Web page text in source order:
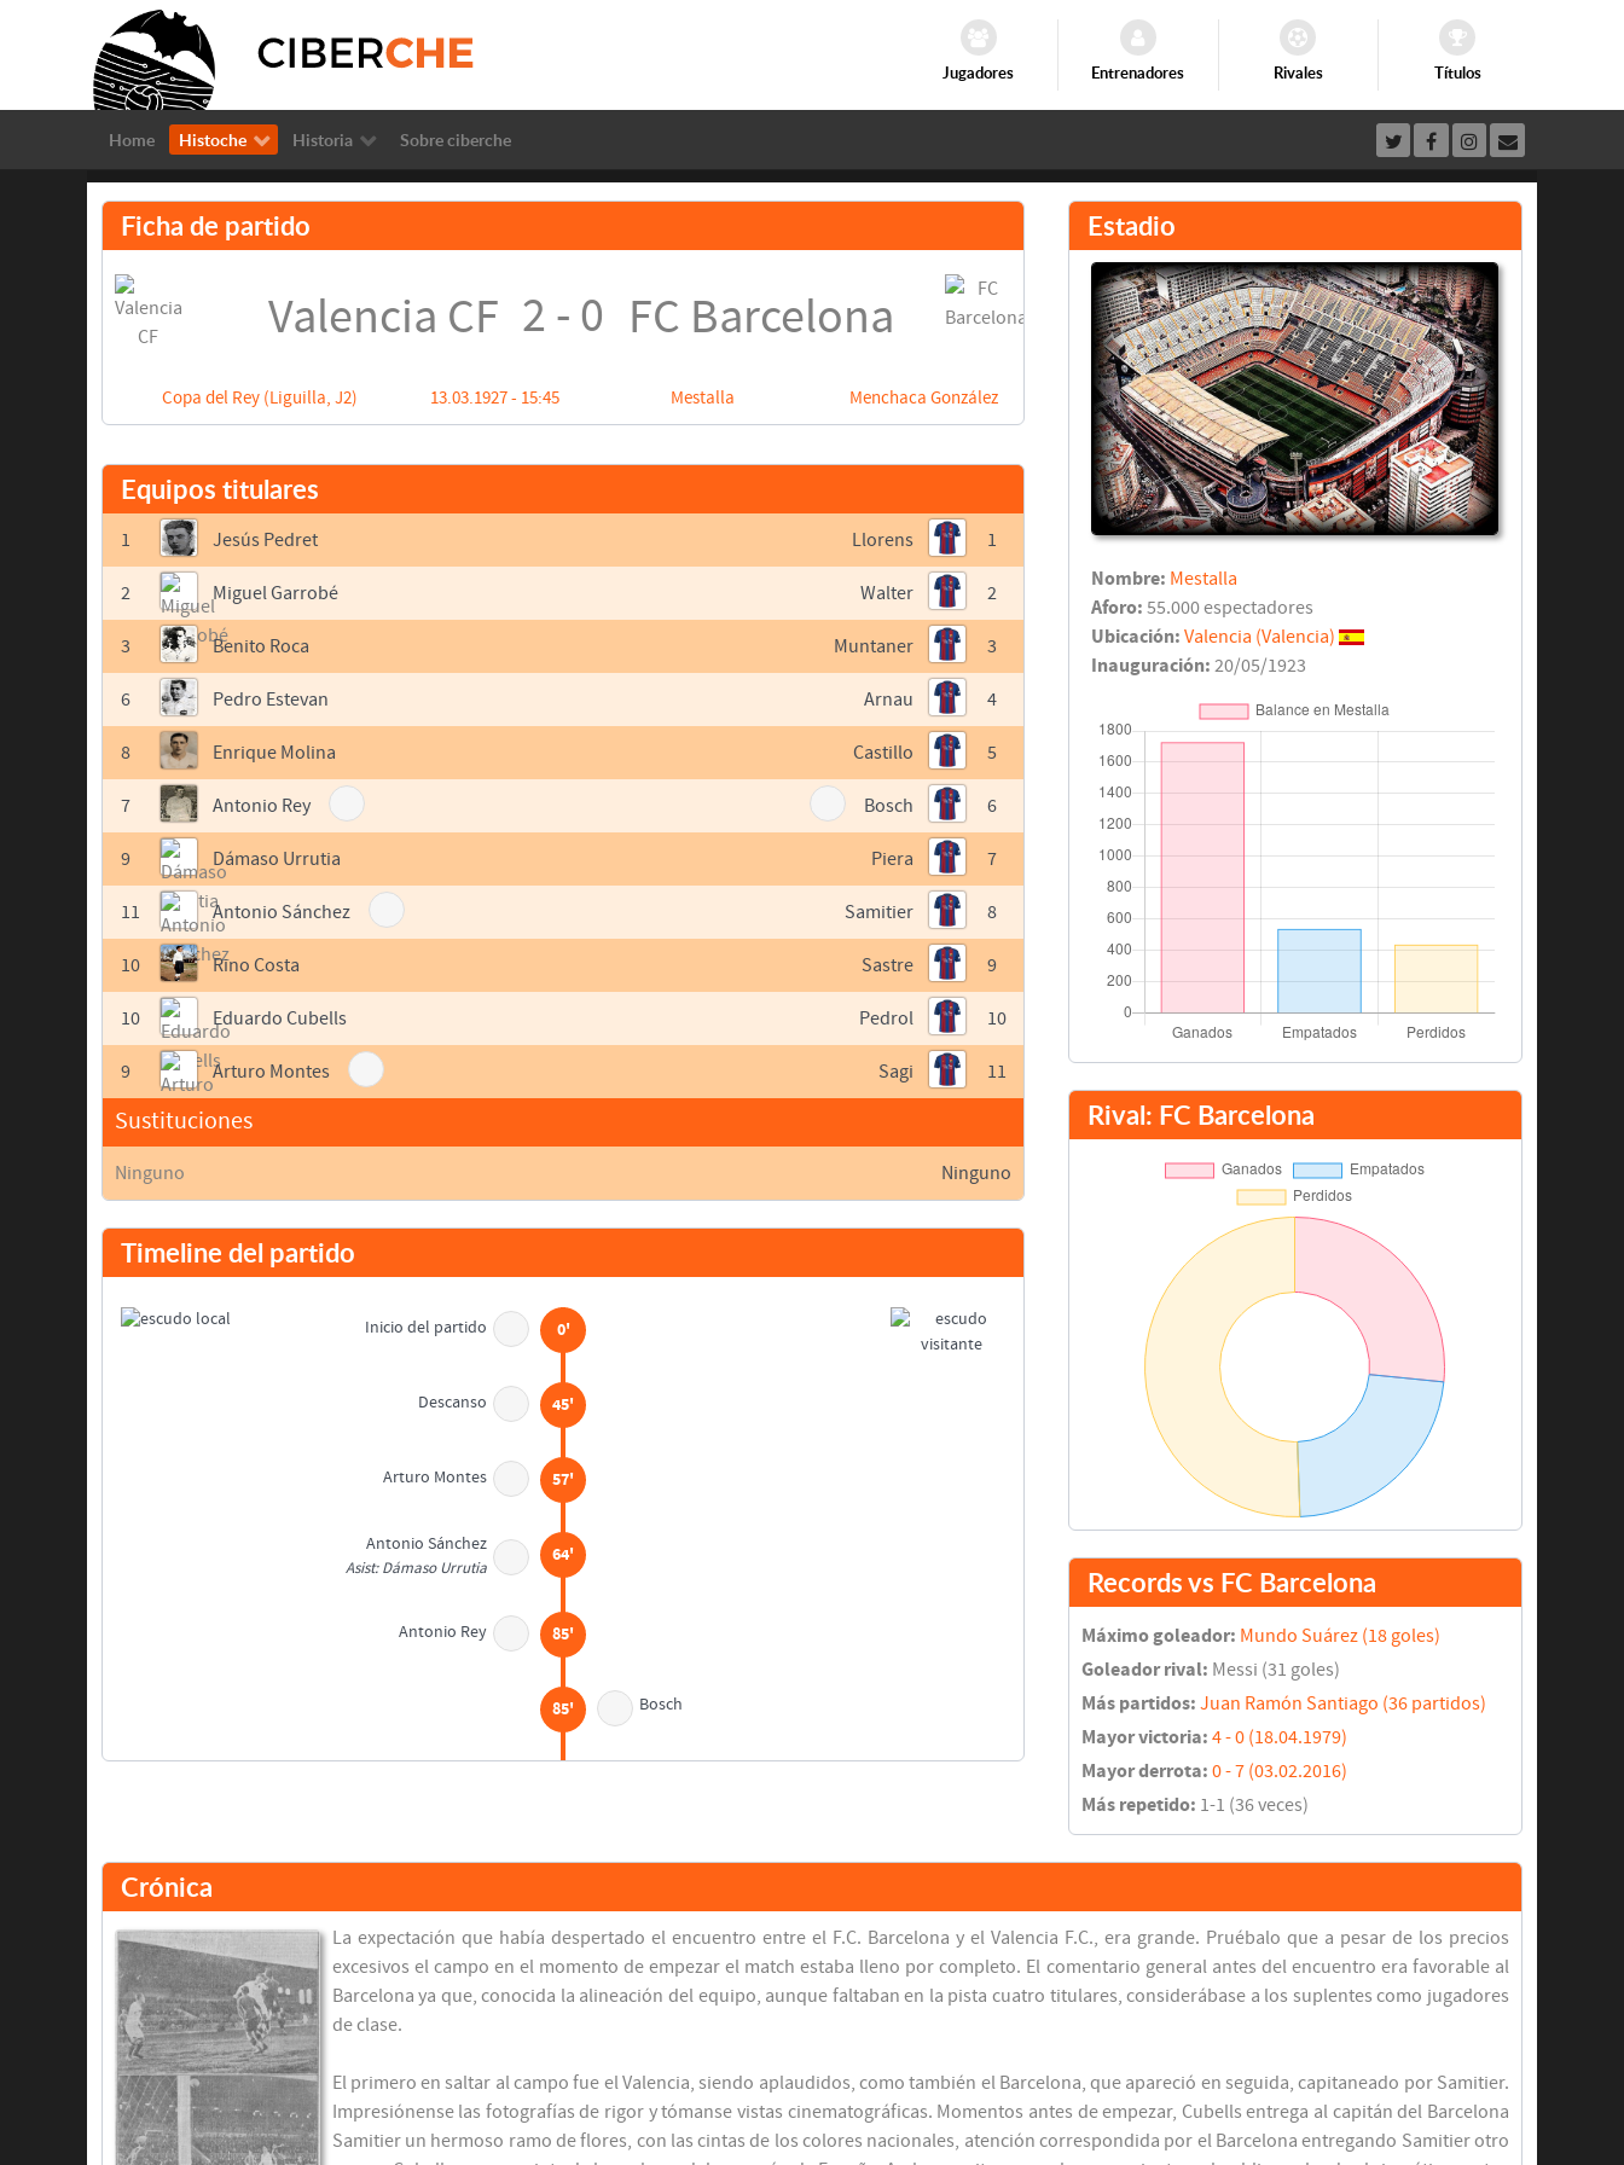
Jugadores Entrenadores Rivales Títulos
Home Histoche Historia Sobre ciberche
Ficha de partido
Valencia CF 2 - 0 FC Barcelona
Copa del Rey (Liguilla, J2) 13.03.1927 - 15:45 Mestalla Menchaca González
Equipos titulares
1 Jesús Pedret
2 Miguel Garrobé
3 Benito Roca
6 Pedro Estevan
8 Enrique Molina
7 Antonio Rey
9 Dámaso Urrutia
11 Antonio Sánchez
10 Rino Costa
10 Eduardo Cubells
9 Arturo Montes
Sustituciones
Ninguno
1
Llorens
2
Walter
3
Muntaner
4
Arnau
5
Castillo
6
Bosch
7
Piera
8
Samitier
9
Sastre
10
Pedrol
11
Sagi
Ninguno
Timeline del partido
Inicio del partido 0'
Descanso 45'
Arturo Montes 57'
Antonio Sánchez
Asist: Dámaso Urrutia
64'
Antonio Rey 85'
Bosch
85'
Estadio
Nombre: Mestalla
Aforo: 55.000 espectadores
Ubicación: Valencia (Valencia)
Inauguración: 20/05/1923
Rival: FC Barcelona
Records vs FC Barcelona
Máximo goleador: Mundo Suárez (18 goles)
Goleador rival: Messi (31 goles)
Más partidos: Juan Ramón Santiago (36 partidos)
Mayor victoria: 4 - 0 (18.04.1979)
Mayor derrota: 0 - 7 (03.02.2016)
Más repetido: 1-1 (36 veces)
Crónica
La expectación que había despertado el encuentro entre el F.C. Barcelona y el Valencia F.C., era grande. Pruébalo que a pesar de los precios
excesivos el campo en el momento de empezar el match estaba lleno por completo. El comentario general antes del encuentro era favorable al
Barcelona ya que, conocida la alineación del equipo, aunque faltaban en la pista cuatro titulares, considerábase a los suplentes como jugadores
de clase.
El primero en saltar al campo fue el Valencia, siendo aplaudidos, como también el Barcelona, que apareció en seguida, capitaneado por Samitier.
Impresiónense las fotografías de rigor y tómanse vistas cinematográficas. Momentos antes de empezar, Cubells entrega al capitán del Barcelona
Samitier un hermoso ramo de flores, con las cintas de los colores nacionales, atención correspondida por el Barcelona entregando Samitier otro